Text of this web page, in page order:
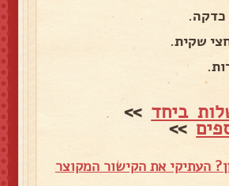
כדקה.
שקית.
ביחד >>
>>
העתיקי את הקישור המקוצר